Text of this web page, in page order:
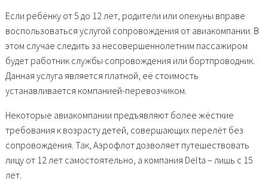
Если ребёнку от 5 до 12 лет, родители или опекуны вправе
воспользоваться услугой сопровождения от авиакомпании. В
этом случае следить за несовершеннолетним пассажиром
будет работник службы сопровождения или бортпроводник.
Данная услуга является платной, её стоимость
устанавливается компанией-перевозчиком.
Некоторые авиакомпании предъявляют более жёсткие
требования к возрасту детей, совершающих перелёт без
сопровождения. Так, Аэрофлот дозволяет путешествовать
лицу от 12 лет самостоятельно, а компания Delta – лишь с 15
лет.